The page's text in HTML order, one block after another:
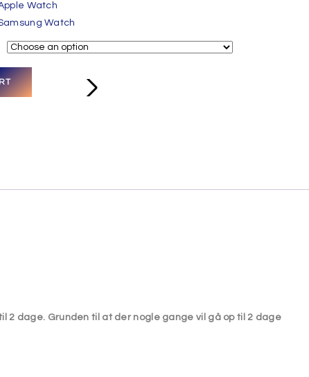
Watch
Watch
2 dage. Grunden til at der nogle gange vil gå op til 2 dage